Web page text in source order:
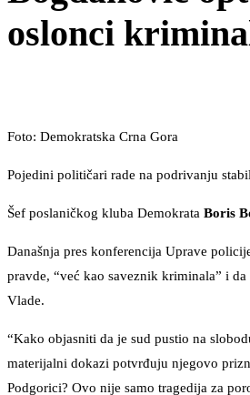
oslonci
Foto: Demokratska Crna Gora
Pojedini političari rade na podrivanju
Šef poslaničkog kluba Demokrata Boris
Današnja pres konferencija Uprave
pravde, “već kao saveznik kriminala” i
Vlade.
“Kako objasniti da je sud pustio na
materijalni dokazi potvrđuju njegovo
Podgorici? Ovo nije samo tragedija za